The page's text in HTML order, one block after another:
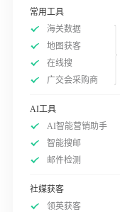
常用工具
海关数据
地图获客
在线搜
广交会采购商
AI工具
AI智能营销助手
智能搜邮
邮件检测
社媒获客
领英获客